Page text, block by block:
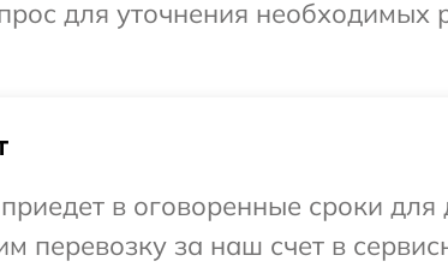
для уточнения необходимых
в оговоренные сроки для
перевозку за наш счет в